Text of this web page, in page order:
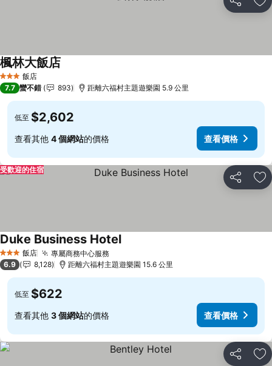
分享 加
3 星級 飯店
楓林大飯店
7.7 蠻不錯 893 距離六福村主題遊樂園 5.9 公里
低至 $2,602
查看其他 4 個網站的價格 查看價格
分享 加
受歡迎的住宿
3 星級 飯店 專屬商務中心服務
Duke Business Hotel
6.9 8,128 距離六福村主題遊樂園 15.6 公里
低至 $622
查看其他 3 個網站的價格 查看價格
分享 加